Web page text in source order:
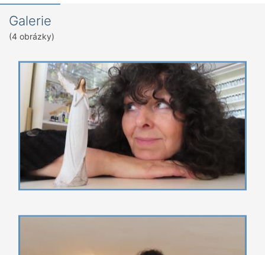
Galerie
(4 obrázky)